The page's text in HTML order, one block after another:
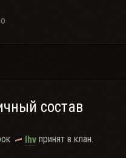
состав
Ihv принят в клан.